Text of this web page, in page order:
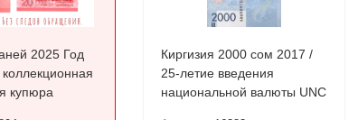
2025 Год
купюра
Киргизия 2000 сом 2017 /
25-летие введения
национальной валюты UNC